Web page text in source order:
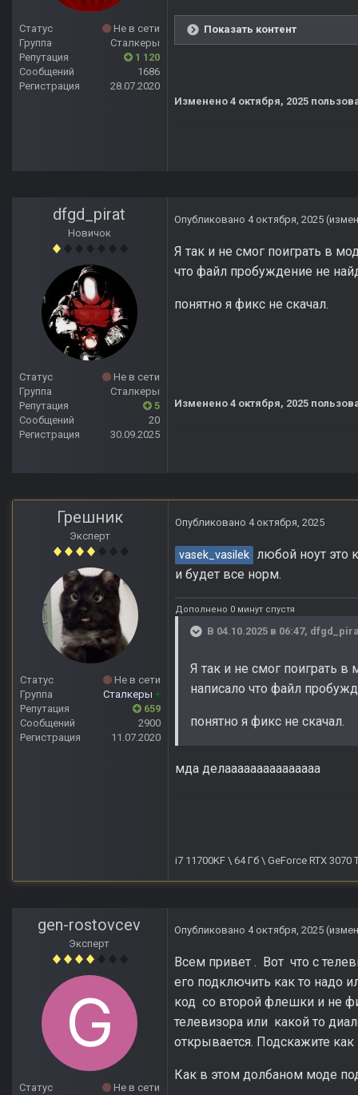
Статус
Не в сети
Группа
Сталкеры
Репутация
1 120
Сообщений
1686
Регистрация
28.07.2020
Показать контент
Изменено 4 октября, 2025
dfgd_pirat
Новичок
Статус
Не в сети
Группа
Сталкеры
Репутация
5
Сообщений
20
Регистрация
30.09.2025
Опубликовано 4 октября, 2025
Я так и не смог поиграть в
что файл пробуждение не
понятно я фикс не скачал.
Изменено 4 октября, 2025
Грешник
Эксперт
Статус
Не в сети
Группа
Сталкеры +
Репутация
659
Сообщений
2900
Регистрация
11.07.2020
Опубликовано 4 октября, 2025
vasek_vasilek любой ноут это
и будет все норм.
Дополнено 0 минут спустя
В 04.10.2025 в 06:47,
Я так и не смог поиграть в
написало что файл
понятно я фикс не скачал.
мда делааааааааааааааа
i7 11700KF \ 64 Гб \ GeForce RTX
gen-rostovcev
Эксперт
Статус
Не в сети
Опубликовано 4 октября, 2025
Всем привет . Вот что с
его подключить как то надо
код со второй флешки и не
телевизора или какой то
открывается. Подскажите
Как в этом долбаном моде